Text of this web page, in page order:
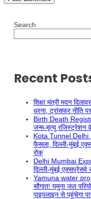
Search
Recent
शिक्षा मंत्री मदन
धरना, ट्रांसफर नीति
Birth Death
जन्म-मृत्यु रजिस्ट्रेशन
Kota Tunnel Delhi
फैसला, दिल्ली-मुंबई
रोक
Delhi Mumbai
दिल्ली-मुंबई एक्सप्रेसवे
Yamuna water
सौगात! यमुना जल
पाइपलाइन से पहुंचेगा